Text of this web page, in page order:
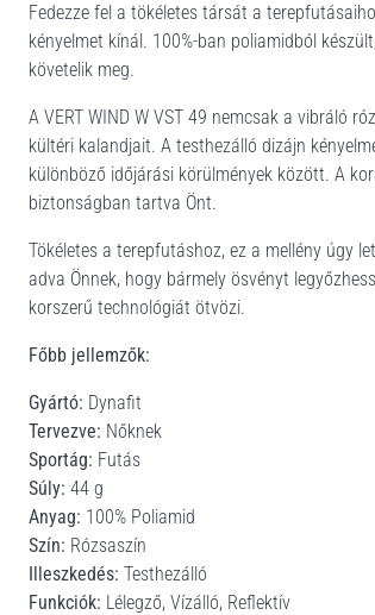
Fedezze fel a tökéletes társát a
kényelmet kínál. 100%-ban poliamidból
követelik meg.
A VERT WIND W VST 49 nemcsak a vibráló
kültéri kalandjait. A testhezálló dizájn
különböző időjárási körülmények között. A
biztonságban tartva Önt.
Tökéletes a terepfutáshoz, ez a mellény úgy
adva Önnek, hogy bármely ösvényt
korszerű technológiát ötvözi.
Főbb jellemzők:
Gyártó: Dynafit
Tervezve: Nőknek
Sportág: Futás
Súly: 44 g
Anyag: 100% Poliamid
Szín: Rózsaszín
Illeszkedés: Testhezálló
Funkciók: Lélegző, Vízálló, Reflektív